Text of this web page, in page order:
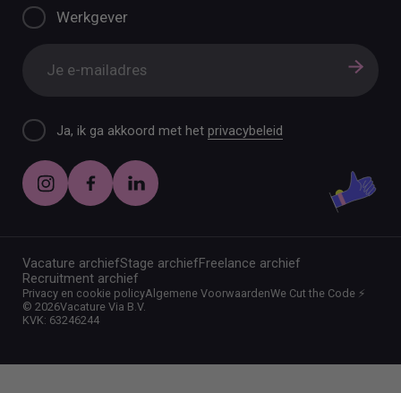
Werkgever
Ja, ik ga akkoord met hetprivacybeleid
Vacature archiefStage archiefFreelance archief
Recruitment archief
©2026Vacature Via B.V.
KVK: 63246244
Privacy en cookie policyAlgemene VoorwaardenWe Cut the Code ⚡️